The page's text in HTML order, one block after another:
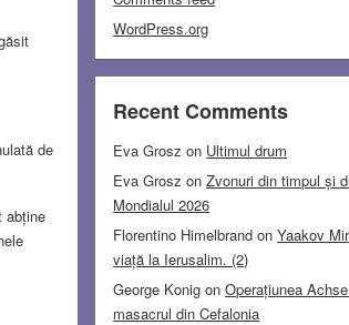
de
abține
WordPress.org
Recent Comments
Eva Grosz on Ultimul drum
Eva Grosz onZvonuri din timpul și
Mondialul 2026
Florentino Himelbrand onYaakov
viață la Ierusalim. (2)
George Konig onOperațiunea
masacrul din Cefalonia